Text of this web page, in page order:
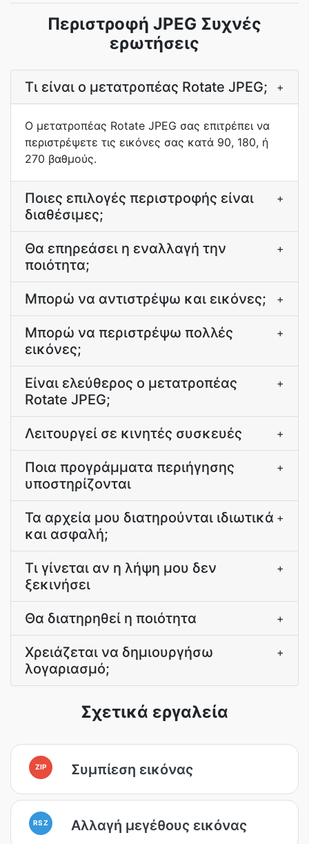
Περιστροφή JPEG Συχνές
ερωτήσεις
Τι είναι ο μετατροπέας Rotate JPEG; +
Ο μετατροπέας Rotate JPEG σας επιτρέπει να
περιστρέψετε τις εικόνες σας κατά 90, 180, ή
270 βαθμούς.
Ποιες επιλογές περιστροφής είναι
διαθέσιμες;
+
Θα επηρεάσει η εναλλαγή την
ποιότητα;
+
Μπορώ να αντιστρέψω και εικόνες; +
Μπορώ να περιστρέψω πολλές
εικόνες;
+
Είναι ελεύθερος ο μετατροπέας
Rotate JPEG;
+
Λειτουργεί σε κινητές συσκευές +
Ποια προγράμματα περιήγησης
υποστηρίζονται
+
Τα αρχεία μου διατηρούνται ιδιωτικά
και ασφαλή;
+
Τι γίνεται αν η λήψη μου δεν
ξεκινήσει
+
Θα διατηρηθεί η ποιότητα +
Χρειάζεται να δημιουργήσω
λογαριασμό;
+
Σχετικά εργαλεία
ZIP Συμπίεση εικόνας
RSZ Αλλαγή μεγέθους εικόνας